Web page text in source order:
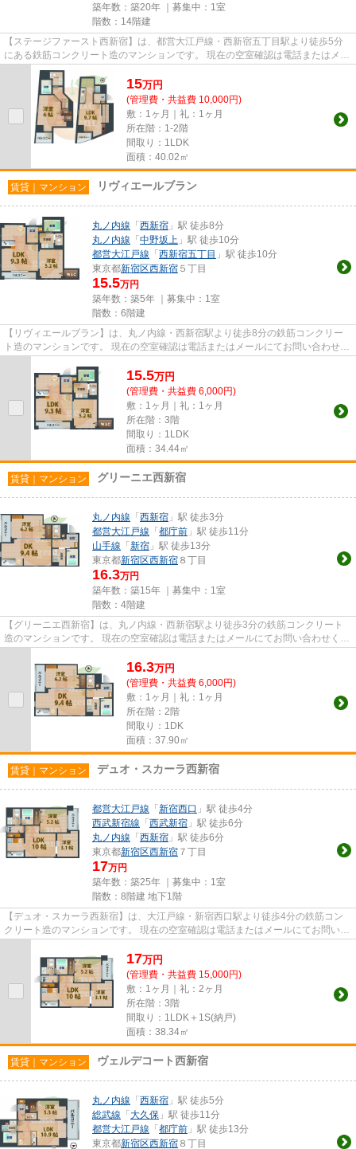
築年数：築20年 ｜募集中： 1室
階数：14階建
【ステージファースト西新宿】は、都営大江戸線・西新宿五丁目駅より徒歩5分
にある鉄筋コンクリート造のマンションです。 現在の空室確認は電話またはメー
ルにてお問い合わせください...
15万円
(管理費・共益費 10,000円)
敷：1ヶ月｜礼：1ヶ月
所在階：1-2階
間取り：1LDK
面積：40.02㎡
賃貸｜マンション リヴィエールブラン
丸ノ内線 「 西新宿 」駅 徒歩8分
丸ノ内線 「 中野坂上 」駅 徒歩10分
都営大江戸線 「 西新宿五丁目 」駅 徒歩10分
東京都新宿区西新宿 ５丁目
15.5万円
築年数：築5年 ｜募集中： 1室
階数：6階建
【リヴィエールブラン】は、丸ノ内線・西新宿駅より徒歩8分の鉄筋コンクリー
ト造のマンションです。 現在の空室確認は電話またはメールにてお問い合わせく
15.5万円
(管理費・共益費 6,000円)
敷：1ヶ月｜礼：1ヶ月
所在階：3階
間取り：1LDK
面積：34.44㎡
賃貸｜マンション グリーニエ西新宿
丸ノ内線 「 西新宿 」駅 徒歩3分
都営大江戸線 「 都庁前 」駅 徒歩11分
山手線 「 新宿 」駅 徒歩13分
東京都新宿区西新宿 ８丁目
16.3万円
築年数：築15年 ｜募集中： 1室
階数：4階建
【グリーニエ西新宿】は、丸ノ内線・西新宿駅より徒歩3分の鉄筋コンクリート
造のマンションです。 現在の空室確認は電話またはメールにてお問い合わせくだ
16.3万円
(管理費・共益費 6,000円)
敷：1ヶ月｜礼：1ヶ月
所在階：2階
間取り：1DK
面積：37.90㎡
賃貸｜マンション デュオ・スカーラ西新宿
都営大江戸線 「 新宿西口 」駅 徒歩4分
西武新宿線 「 西武新宿 」駅 徒歩6分
丸ノ内線 「 西新宿 」駅 徒歩6分
東京都新宿区西新宿 ７丁目
17万円
築年数：築25年 ｜募集中： 1室
階数：8階建 地下1階
【デュオ・スカーラ西新宿】は、大江戸線・新宿西口駅より徒歩4分の鉄筋コン
クリート造のマンションです。 現在の空室確認は電話またはメールにてお問い合
17万円
(管理費・共益費 15,000円)
敷：1ヶ月｜礼：2ヶ月
所在階：3階
間取り：1LDK＋1S(納戸)
面積：38.34㎡
賃貸｜マンション ヴェルデコート西新宿
丸ノ内線 「 西新宿 」駅 徒歩5分
総武線 「 大久保 」駅 徒歩11分
都営大江戸線 「 都庁前 」駅 徒歩13分
東京都新宿区西新宿 ８丁目